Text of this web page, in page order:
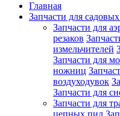
Главная
Запчасти для
Запчасти для
резаков
измельчителей
Запчасти для
ножниц
воздуходувок
Запчасти для
Запчасти для
цепных пил